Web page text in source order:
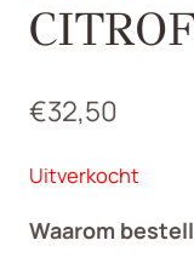
€32,50
Uitverkocht
Waarom